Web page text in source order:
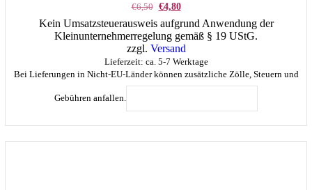
€6,50 Ursprünglicher
Preis
war:
€6,50
€4,80Aktueller
Preis
ist:
€4,80.
Kein Umsatzsteuerausweis aufgrund Anwendung der
Kleinunternehmerregelung gemäß § 19 UStG.
zzgl. Versand
Lieferzeit: ca. 5-7 Werktage
Bei Lieferungen in Nicht-EU-Länder können zusätzliche Zölle, Steuern und
Gebühren anfallen.